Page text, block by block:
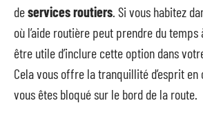
deservices routiers . Si vous habitez
où l’aide routière peut prendre du
être utile d’inclure cette option dans
Cela vous offre la tranquillité d’esprit en
vous êtes bloqué sur le bord de la route.